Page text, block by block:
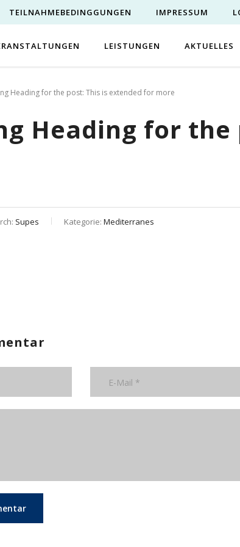
TEILNAHMEBEDINGGUNGEN IMPRESSUM
LEISTUNGEN AKTUELLES
Heading for the post: This is extended for more
Heading for
Supes Kategorie: Mediterranes